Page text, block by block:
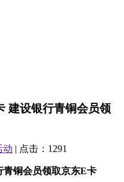
建设银行青铜会员领
动 | 点击：1291
青铜会员领取京东E卡